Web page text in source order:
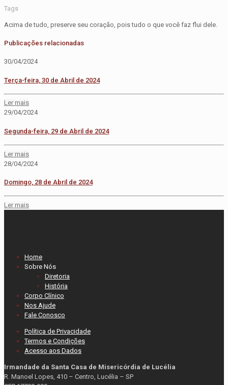
Tags
Acima de tudo, preserve seu coração, pois tudo o que você faz flui dele.
Publicações relacionadas
30/04/2024
Terça-feira, 30 de Abril de 2024
Ler mais
29/04/2024
Segunda-feira, 29 de Abril de 2024
Ler mais
28/04/2024
Domingo, 28 de Abril de 2024
Ler mais
Home
Sobre Nós
Diretoria
História
Corpo Clínico
Nos Ajude
Fale Conosco
Política de Privacidade
Termos e Condições
Acesso aos Dados
Irmandade da Santa Casa de Misericórdia de Lucélia
R. Manoel Lopes, 410 – Centro, Lucélia – SP